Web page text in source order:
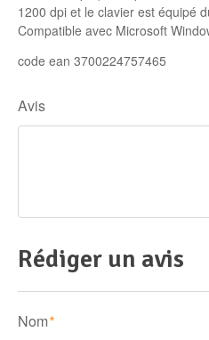
1200 dpi et le clavier est équipé
Compatible avec Microsoft
code ean 3700224757465
Avis
Rédiger un avis
Nom *